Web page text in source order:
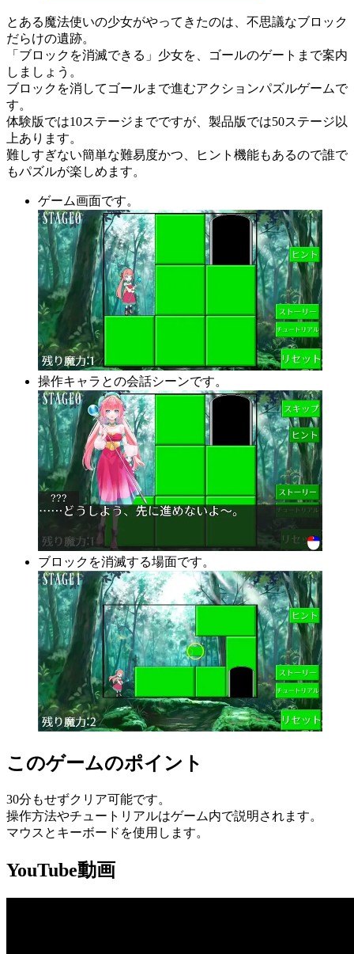
とある魔法使いの少女がやってきたのは、不思議なブロック
だらけの遺跡。
「ブロックを消滅できる」少女を、ゴールのゲートまで案内
しましょう。
ブロックを消してゴールまで進むアクションパズルゲームで
す。
体験版では10ステージまでですが、製品版では50ステージ以
上あります。
難しすぎない簡単な難易度かつ、ヒント機能もあるので誰で
もパズルが楽しめます。
ゲーム画面です。
操作キャラとの会話シーンです。
ブロックを消滅する場面です。
このゲームのポイント
30分もせずクリア可能です。
操作方法やチュートリアルはゲーム内で説明されます。
マウスとキーボードを使用します。
YouTube動画